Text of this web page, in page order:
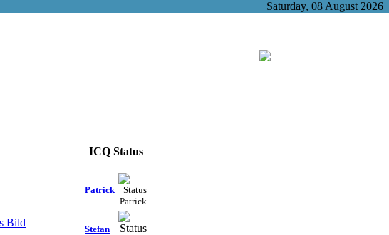
Saturday, 08 August 2026
ICQ Status
Patrick
Stefan